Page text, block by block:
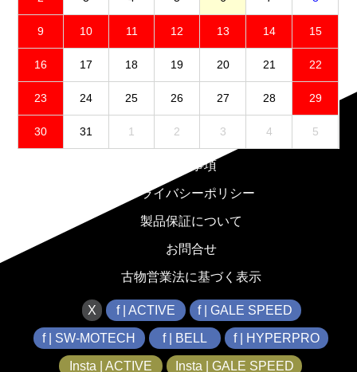
9 10 11 12 13 14 15
16 17 18 19 20 21 22
23 24 25 26 27 28 29
30 31 1 2 3 4 5
免責事項
プライバシーポリシー
製品保証について
お問合せ
古物営業法に基づく表示
X f | ACTIVE f | GALE SPEED
f | SW-MOTECH f | BELL f | HYPERPRO
Insta | ACTIVE Insta | GALE SPEED